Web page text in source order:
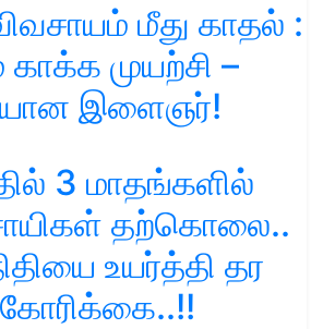
மீது காதல் :
காக்க முயற்சி –
இளைஞர்!
3 மாதங்களில்
தற்கொலை..
உயர்த்தி தர